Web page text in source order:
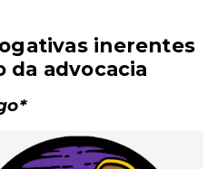
inerentes
da advocacia